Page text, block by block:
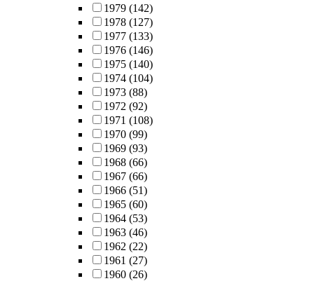
1979 (142)
1978 (127)
1977 (133)
1976 (146)
1975 (140)
1974 (104)
1973 (88)
1972 (92)
1971 (108)
1970 (99)
1969 (93)
1968 (66)
1967 (66)
1966 (51)
1965 (60)
1964 (53)
1963 (46)
1962 (22)
1961 (27)
1960 (26)